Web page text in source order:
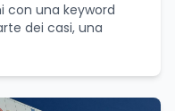
con una keyword
dei casi, una